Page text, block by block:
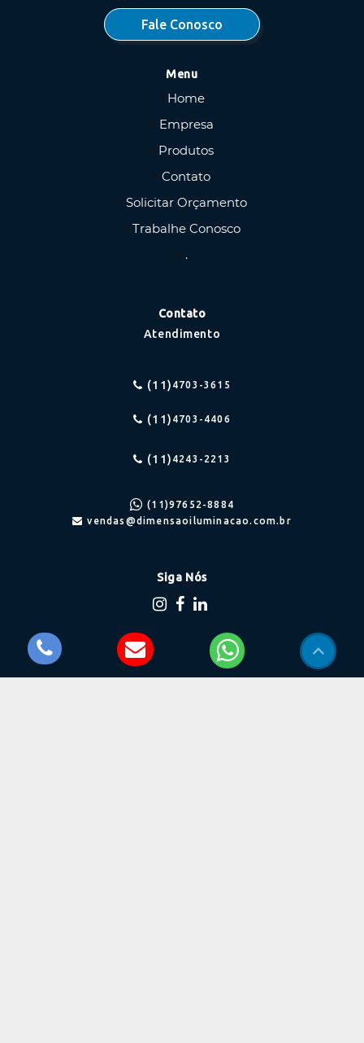
Fale Conosco
Menu
Home
Empresa
Produtos
Contato
Solicitar Orçamento
Trabalhe Conosco
.
Contato
Atendimento
(11) 4703-3615
(11) 4703-4406
(11) 4243-2213
(11)97652-8884
vendas@dimensaoiluminacao.com.br
Siga Nós
Onde estamos
Balão Mágico, nº 1052